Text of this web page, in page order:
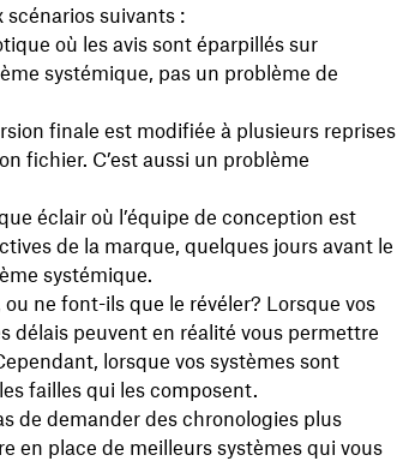
scénarios suivants :
où les avis sont éparpillés sur
systémique, pas un problème de
finale est modifiée à plusieurs reprises
fichier. C’est aussi un problème
éclair où l’équipe de conception est
de la marque, quelques jours avant le
systémique.
ne font-ils que le révéler? Lorsque vos
délais peuvent en réalité vous permettre
lorsque vos systèmes sont
failles qui les composent.
de demander des chronologies plus
en place de meilleurs systèmes qui vous